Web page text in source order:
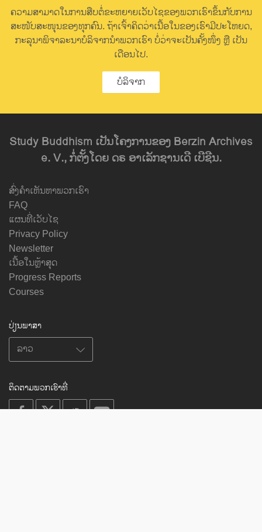
ຄວາມສາມາດໃນການສືບຕໍ່ຂະຫຍາຍເວັບໄຊຂອງພວກເຮົາຂຶ້ນກັບການ
ສະໜັບສະໜຸນຂອງທຸກຄົນ. ຖ້າເຈົ້າຄິດວ່າເນື້ອໃນຂອງເຮົາມີປະໂຫຍດ,
ກະລຸນາພິຈາລະນາບໍລິຈາກນຳພວກເຮົາ ບໍ່ວ່າຈະເປັນຄັ້ງໜຶ່ງ ຫຼື ເປັນ
ເດືອນໄປ.
ບໍລິຈາກ
Study Buddhism ເປັນໂຄງການຂອງ Berzin Archives
e. V., ກໍ່ຕັ້ງໂດຍ ດຣ ອາເລັກຊານເດີ ເບີຊີນ.
ສົ່ງຄຳເຫັນຫາພວກເຮົາ
FAQ
ແຜນທີ່ເວັບໄຊ
Privacy Policy
Newsletter
ເນື້ອໃນຫຼ້າສຸດ
Progress Reports
Courses
ປ່ຽນພາສາ
ຕິດຕາມພວກເຮົາທີ່
on
on
on
on